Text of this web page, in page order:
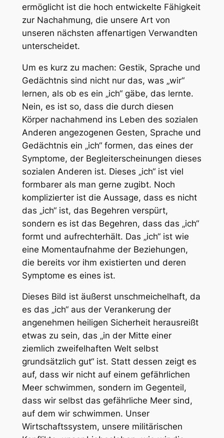
ermöglicht ist die hoch entwickelte Fähigkeit
zur Nachahmung, die unsere Art von
unseren nächsten affenartigen Verwandten
unterscheidet.
Um es kurz zu machen: Gestik, Sprache und
Gedächtnis sind nicht nur das, was „wir“
lernen, als ob es ein „ich“ gäbe, das lernte.
Nein, es ist so, dass die durch diesen
Körpernachahmend ins Leben des sozialen
Anderen angezogenen Gesten, Sprache und
Gedächtnis ein „ich“ formen, das eines der
Symptome, der Begleiterscheinungen dieses
sozialen Anderen ist. Dieses „ich“ ist viel
formbarer als man gerne zugibt. Noch
komplizierter ist die Aussage, dass es nicht
das „ich“ ist, das Begehren verspürt,
sondern es ist das Begehren, dass das „ich“
formt und aufrechterhält. Das „ich“ ist wie
eine Momentaufnahme der Beziehungen,
die bereits vor ihm existierten und deren
Symptome es eines ist.
Dieses Bild ist äußerst unschmeichelhaft, da
es das „ich“ aus der Verankerung der
angenehmen heiligen Sicherheit herausreißt
etwas zu sein, das „in der Mitte einer
ziemlich zweifelhaften Welt selbst
grundsätzlich gut“ ist. Statt dessen zeigt es
auf, dass wir nicht auf einem gefährlichen
Meer schwimmen, sondern im Gegenteil,
dass wir selbst das gefährliche Meer sind,
auf dem wir schwimmen. Unser
Wirtschaftssystem, unsere militärischen